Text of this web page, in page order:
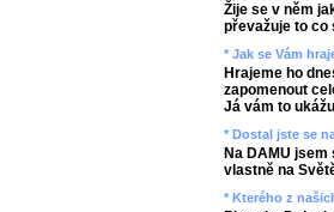
Žije se v něm
převažuje to co
* Jak se Vám
Hrajeme ho
zapomenout
Já vám to
* Dostal jste se
Na DAMU
vlastně na
* Kterého z